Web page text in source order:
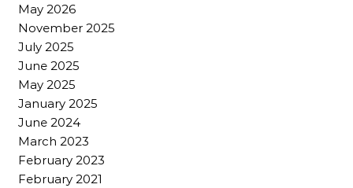
May 2026
November 2025
July 2025
June 2025
May 2025
January 2025
June 2024
March 2023
February 2023
February 2021